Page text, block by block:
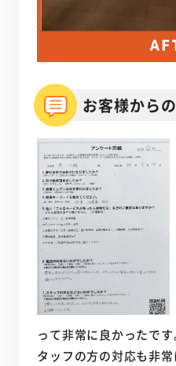
お客様から
って非常に良かったで
タッフの方の対応も非